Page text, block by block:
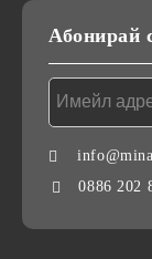
Абонирай
0886 202